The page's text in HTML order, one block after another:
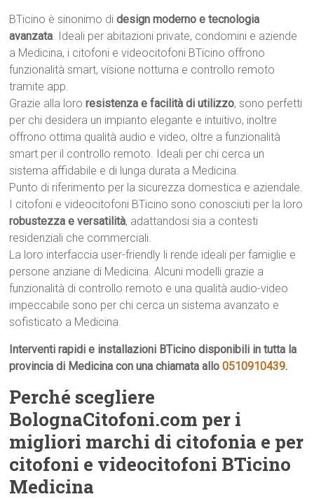
BTicino è sinonimo didesign moderno e tecnologia
avanzata. Ideali per abitazioni private, condomini e aziende
a Medicina, i citofoni e videocitofoni BTicino offrono
funzionalità smart, visione notturna e controllo remoto
tramite app.
Grazie alla lororesistenza e facilità di utilizzo, sono perfetti
per chi desidera un impianto elegante e intuitivo, inoltre
offrono ottima qualità audio e video, oltre a funzionalità
smart per il controllo remoto. Ideali per chi cerca un
sistema affidabile e di lunga durata a Medicina.
Punto di riferimento per la sicurezza domestica e aziendale.
I citofoni e videocitofoni BTicino sono conosciuti per la loro
robustezza e versatilità, adattandosi sia a contesti
residenziali che commerciali.
La loro interfaccia user-friendly li rende ideali per famiglie e
persone anziane di Medicina. Alcuni modelli grazie a
funzionalità di controllo remoto e una qualità audio-video
impeccabile sono per chi cerca un sistema avanzato e
sofisticato a Medicina.
Interventi rapidi e installazioni BTicino disponibili in tutta la
provincia di Medicina con una chiamata allo0510910439.
Perché scegliere
BolognaCitofoni.com per i
migliori marchi di citofonia e per
citofoni e videocitofoni BTicino
Medicina